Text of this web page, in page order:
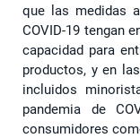
que las medidas
COVID-19 tengan
capacidad para
productos, y en
incluidos
pandemia de
consumidores